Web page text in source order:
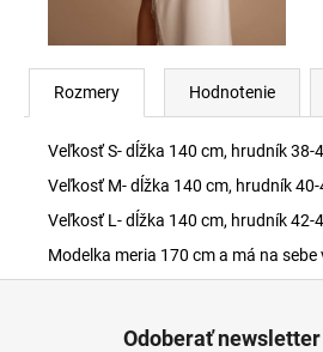
Rozmery Hodnotenie
Veľkosť S- dĺžka 140 cm, hrudník 38-
Veľkosť M- dĺžka 140 cm, hrudník
Veľkosť L- dĺžka 140 cm, hrudník 42-
Modelka meria 170 cm a má na sebe
Odoberať newsletter